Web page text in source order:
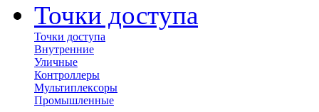
Точки доступа
Точки доступа
Внутренние
Уличные
Контроллеры
Мультиплексоры
Промышленные